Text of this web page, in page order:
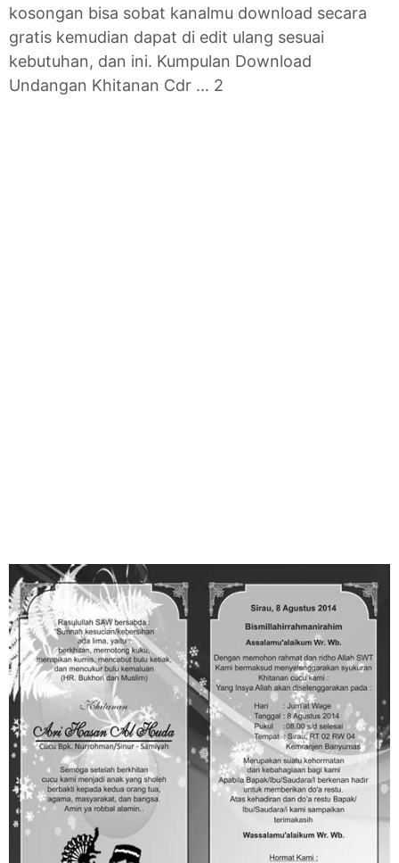
kosongan bisa sobat kanalmu download secara
gratis kemudian dapat di edit ulang sesuai
kebutuhan, dan ini. Kumpulan Download
Undangan Khitanan Cdr … 2